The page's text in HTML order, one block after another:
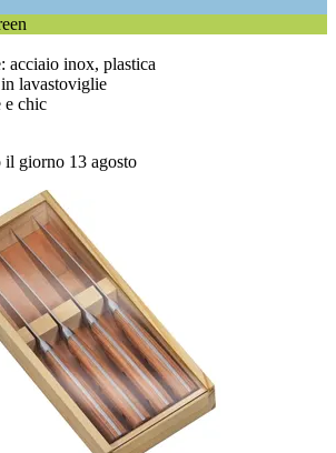
acciaio inox, plastica
lavastoviglie
e chic
il giorno 13 agosto